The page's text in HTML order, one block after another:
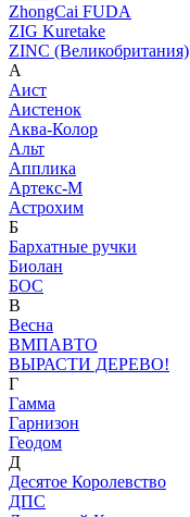
ZhongCai FUDA
ZIG Kuretake
ZINC (Великобритания)
А
Аист
Аистенок
Аква-Колор
Альт
Апплика
Артекс-М
Астрохим
Б
Бархатные ручки
Биолан
БОС
В
Весна
ВМПАВТО
ВЫРАСТИ ДЕРЕВО!
Г
Гамма
Гарнизон
Геодом
Д
Десятое Королевство
ДПС